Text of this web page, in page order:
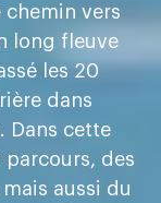
chemin vers
long fleuve
les 20
dans
Dans cette
parcours, des
aussi du